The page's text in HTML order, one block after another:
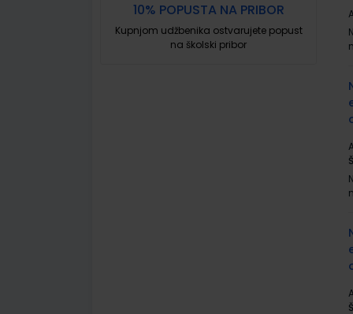
10% POPUSTA NA PRIBOR
Kupnjom udžbenika ostvarujete popust
na školski pribor